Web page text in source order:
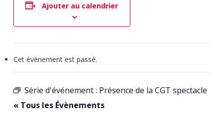
Ajouter au calendrier
Cet évènement est passé.
Série d'événement : Présence de la CGT spectacle
« Tous les Évènements